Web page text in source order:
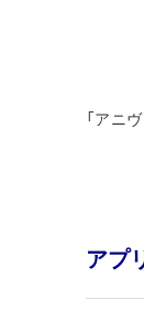
「アニ
アプ